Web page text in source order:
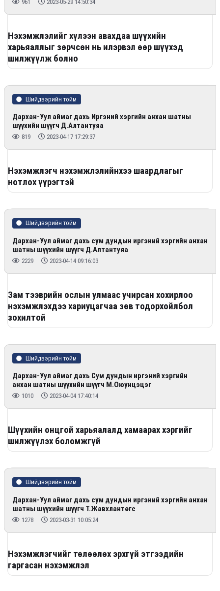
961 2023-05-29 14:50:34
Нэхэмжлэлийг хүлээн авахдаа шүүхийн
харьяаллыг зөрчсөн нь илэрвэл өөр шүүхэд
шилжүүлж болно
Шийдвэрийн тойм
Дархан-Уул аймаг дахь Иргэний хэргийн анхан шатны
шүүхийн шүүгч Д.Алтантуяа
819 2023-04-17 17:29:37
Нэхэмжлэгч нэхэмжлэлийнхээ шаардлагыг
нотлох үүрэгтэй
Шийдвэрийн тойм
Дархан-Уул аймаг дахь сум дундын иргэний хэргийн анхан
шатны шүүхийн шүүгч Д.Алтантуяа
2229 2023-04-14 09:16:03
Зам тээврийн ослын улмаас учирсан хохирлоо
нэхэмжлэхдээ хариуцагчаа зөв тодорхойлбол
зохилтой
Шийдвэрийн тойм
Дархан-Уул аймаг дахь Сум дундын иргэний хэргийн
анхан шатны шүүхийн шүүгч М.Оюунцэцэг
1010 2023-04-04 17:40:14
Шүүхийн онцгой харьяалалд хамаарах хэргийг
шилжүүлэх боломжгүй
Шийдвэрийн тойм
Дархан-Уул аймаг дахь сум дундын иргэний хэргийн анхан
шатны шүүхийн шүүгч Т.Жавхлантөгс
1278 2023-03-31 10:05:24
Нэхэмжлэгчийг төлөөлөх эрхгүй этгээдийн
гаргасан нэхэмжлэл